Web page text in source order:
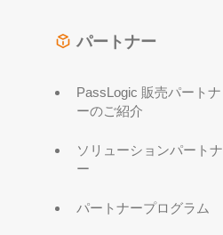
パートナー
PassLogic 販売パートナ
ーのご紹介
ソリューションパートナ
ー
パートナープログラム